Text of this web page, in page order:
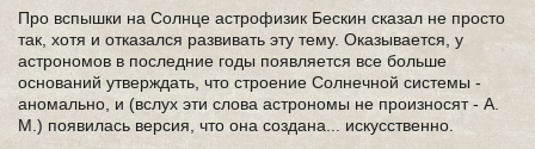
Про вспышки на Солнце астрофизик Бескин сказал не просто
так, хотя и отказался развивать эту тему. Оказывается, у
астрономов в последние годы появляется все больше
оснований утверждать, что строение Солнечной системы -
аномально, и (вслух эти слова астрономы не произносят - А.
М.) появилась версия, что она создана... искусственно.